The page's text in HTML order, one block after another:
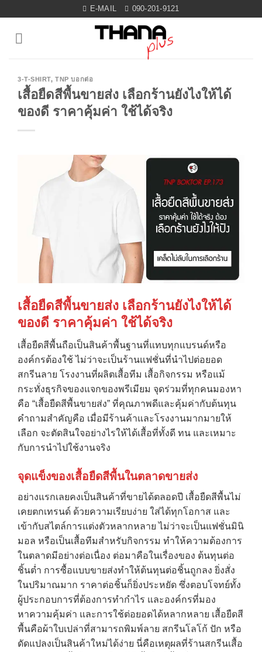
content
E-MAIL 090-201-9121
3-T-SHIRT,TNP บอกต่อ
เสื้อยืดสีพื้นขายส่ง เลือกร้านยังไงให้ได้
ของดี ราคาคุ้มค่า ใช้ได้จริง
เสื้อยืดสีพื้นขายส่ง เลือกร้านยังไงให้ได้
ของดี ราคาคุ้มค่า ใช้ได้จริง
เสื้อยืดสีพื้นถือเป็นสินค้าพื้นฐานที่แทบทุกแบรนด์หรือ
องค์กรต้องใช้ ไม่ว่าจะเป็นร้านแฟชั่นที่นำไปต่อยอด
สกรีนลาย โรงงานที่ผลิตเสื้อทีม เสื้อกิจกรรม หรือแม้
กระทั่งธุรกิจของแจกของพรีเมียม จุดร่วมที่ทุกคนมองหา
คือ “เสื้อยืดสีพื้นขายส่ง” ที่คุณภาพดีและคุ้มค่ากับต้นทุน
คำถามสำคัญคือ เมื่อมีร้านค้าและโรงงานมากมายให้
เลือก จะตัดสินใจอย่างไรให้ได้เสื้อที่ทั้งดี ทน และเหมาะ
กับการนำไปใช้งานจริง
จุดแข็งของเสื้อยืดสีพื้นในตลาดขายส่ง
อย่างแรกเลยคงเป็นสินค้าที่ขายได้ตลอดปี เสื้อยืดสีพื้นไม่
เคยตกเทรนด์ ด้วยความเรียบง่าย ใส่ได้ทุกโอกาส และ
เข้ากับสไตล์การแต่งตัวหลากหลาย ไม่ว่าจะเป็นแฟชั่นมินิ
มอล หรือเป็นเสื้อทีมสำหรับกิจกรรม ทำให้ความต้องการ
ในตลาดมีอย่างต่อเนื่อง ต่อมาคือในเรื่องของ ต้นทุนต่อ
ชิ้นต่ำ การซื้อแบบขายส่งทำให้ต้นทุนต่อชิ้นถูกลง ยิ่งสั่ง
ในปริมาณมาก ราคาต่อชิ้นก็ยิ่งประหยัด ซึ่งตอบโจทย์ทั้ง
ผู้ประกอบการที่ต้องการทำกำไร และองค์กรที่มอง
หาความคุ้มค่า และการใช้ต่อยอดได้หลากหลาย เสื้อยืดสี
พื้นคือผ้าใบเปล่าที่สามารถพิมพ์ลาย สกรีนโลโก้ ปัก หรือ
ดัดแปลงเป็นสินค้าใหม่ได้ง่าย นี่คือเหตุผลที่ร้านสกรีนเสื้อ